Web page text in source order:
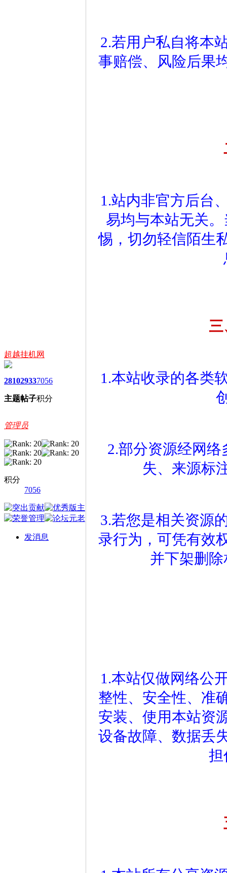
超越挂机网
2810
主题
2933
帖子
7056
积分
管理员
积分
7056
发消息
2.若用户私自将本
事赔偿、风险后果
1.站内非官方后台
易均与本站无关
惕，切勿轻信陌生
三
1.本站收录的各类
2.部分资源经网
失、来源标
3.若您是相关资源
录行为，可凭有效
并下架删
1.本站仅做网络公
整性、安全性、准
安装、使用本站资
设备故障、数据丢
担